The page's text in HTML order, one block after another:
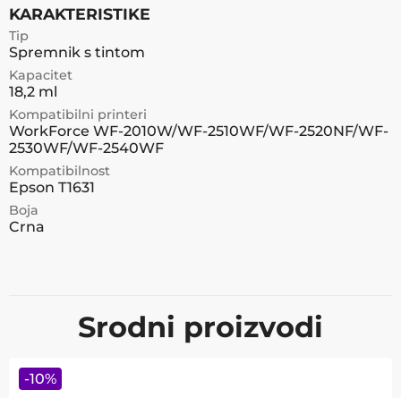
KARAKTERISTIKE
Tip
Spremnik s tintom
Kapacitet
18,2 ml
Kompatibilni printeri
WorkForce WF-2010W/WF-2510WF/WF-2520NF/WF-
2530WF/WF-2540WF
Kompatibilnost
Epson T1631
Boja
Crna
Srodni proizvodi
-10%